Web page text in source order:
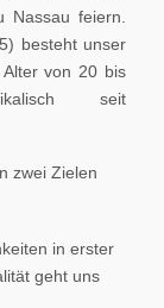
Nassau feiern.
besteht unser
von 20 bis
seit
zwei Zielen
in erster
geht uns